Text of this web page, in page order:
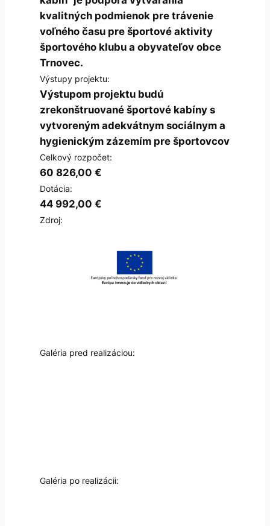
kvalitných podmienok pre trávenie
voľného času pre športové aktivity
športového klubu a obyvateľov obce
Trnovec.
Výstupy projektu:
Výstupom projektu budú
zrekonštruované športové kabíny s
vytvoreným adekvátnym sociálnym a
hygienickým zázemím pre športovcov
Celkový rozpočet:
60 826,00 €
Dotácia:
44 992,00 €
Zdroj:
Galéria pred realizáciou:
Galéria po realizácii: